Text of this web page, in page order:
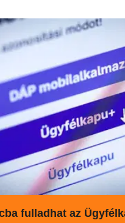
fulladhat az